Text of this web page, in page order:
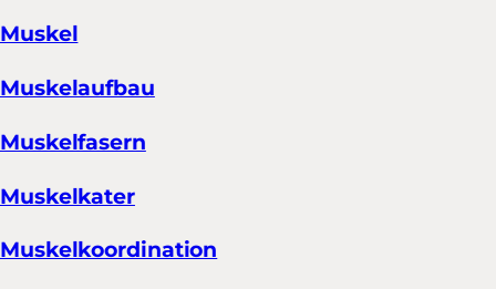
Muskel
Muskelaufbau
Muskelfasern
Muskelkater
Muskelkoordination